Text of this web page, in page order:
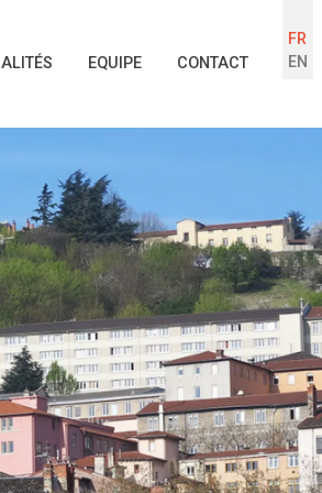
EQUIPE CONTACT
FR
EN